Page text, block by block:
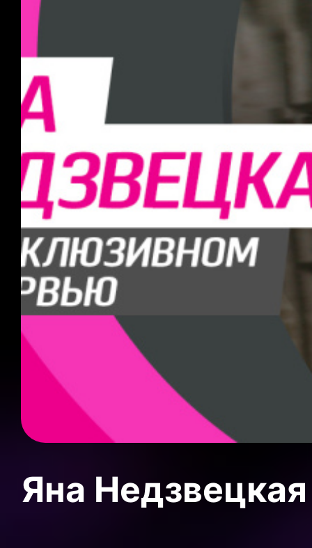
Яна Недзвецкая